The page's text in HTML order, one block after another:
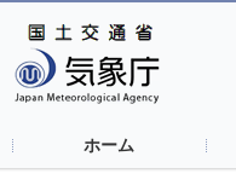
ホーム